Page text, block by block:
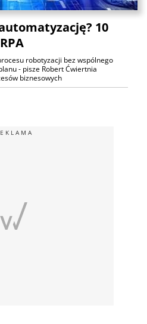
10
robotyzacji bez wspólnego
- pisze Robert Ćwiertnia
biznesowych